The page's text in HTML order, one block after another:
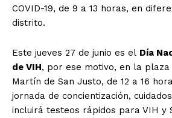
COVID-19, de 9 a 13 horas, en
distrito.
Este jueves 27 de junio es el Día
de VIH, por ese motivo, en la plaza
Martín de San Justo, de 12 a 16
jornada de concientización,
incluirá testeos rápidos para VIH y